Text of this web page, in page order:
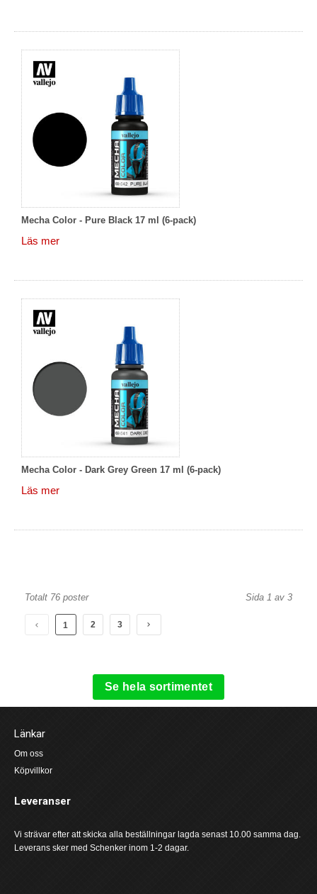
Mecha Color - Pure Black 17 ml (6-pack)
Läs mer
Mecha Color - Dark Grey Green 17 ml (6-pack)
Läs mer
Totalt 76 poster Sida 1 av 3
1 2 3
Se hela sortimentet
Länkar
Om oss
Köpvillkor
Leveranser
Vi strävar efter att skicka alla beställningar lagda senast 10.00 samma dag.
Leverans sker med Schenker inom 1-2 dagar.